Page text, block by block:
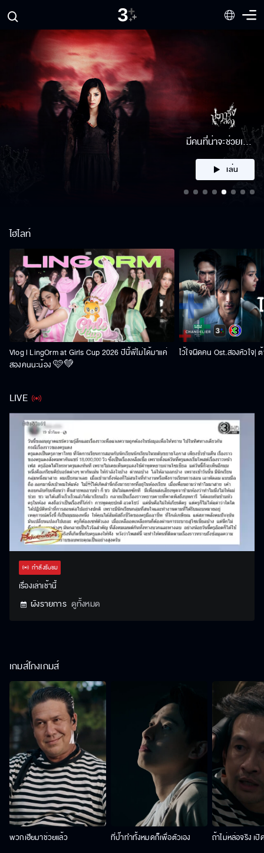
คลิก
ไฮไลท์
Vlog l LingOrm at Girls Cup 2026 ปีนี้พี่ไม่ได้มาแค่
สองคนนะน้อง 🩷💚
ไว้ใจผิดคน Ost.สองหัวใจ|
LIVE
UnmuteStream Settings
กำลังรับชม
เรื่องเล่าเช้านี้
ผังรายการ ดูทั้งหมด
เกมส์โกงเกมส์
พวกเฮียมาช่วยแล้ว ที่ป๊าทำทั้งหมดก็เพื่อตัวเอง ถ้าไม่หล่อจริง เปิ